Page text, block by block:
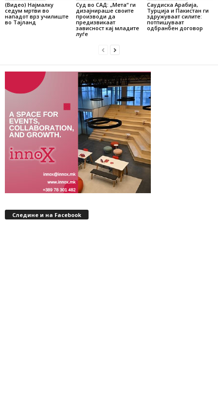
(Видео) Најмалку
седум мртви во
нападот врз училиште
во Тајланд
Суд во САД: „Мета“ ги
дизајнираше своите
производи да
предизвикаат
зависност кај младите
луѓе
Саудиска Арабија,
Турција и Пакистан ги
здружуваат силите:
потпишуваат
одбранбен договор
Следине и на Facebook